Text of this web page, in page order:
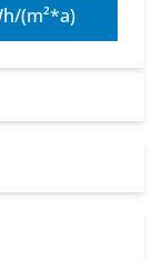
(m²*a)